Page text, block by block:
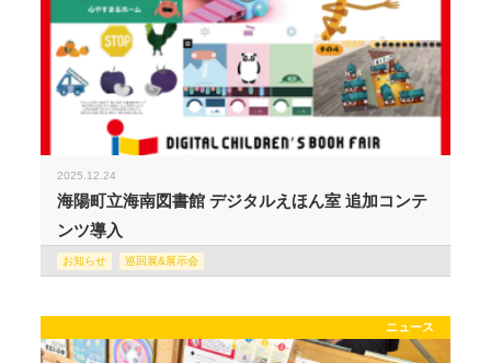
2025.12.24
海陽町立海南図書館 デジタルえほん室 追加コンテ
ンツ導入
お知らせ 巡回展&展示会
ニュース